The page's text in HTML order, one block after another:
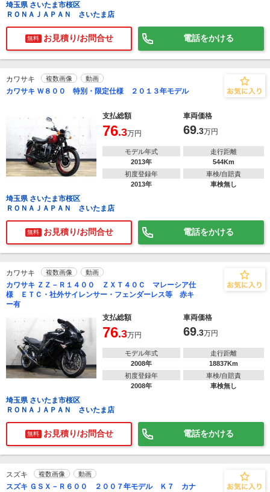
埼玉県 さいたま市桜区
ＲＯＮＡＪＡＰＡＮ さいたま店
無料 お見積り/お問合せ 電話をかける
カワサキ 複数画像 動画
カワサキ Ｗ８００ 特別・限定仕様 ２０１３年モデル
支払総額 車両価格
76.3万円 69.3万円
モデル年式
2013年
走行距離
544Km
初度登録年
2013年
車検/自賠責
車検無し
埼玉県 さいたま市桜区
ＲＯＮＡＪＡＰＡＮ さいたま店
無料 お見積り/お問合せ 電話をかける
カワサキ 複数画像 動画
カワサキ ＺＺ－Ｒ１４００ ＺＸＴ４０Ｃ マレーシア仕
様 ＥＴＣ・社外サイレンサー・フェンダーレス等 赤キ
ー有
支払総額
車両価格
76.3万円 69.3万円
モデル年式
2008年
走行距離
18837Km
初度登録年
2008年
車検/自賠責
車検無し
埼玉県 さいたま市桜区
ＲＯＮＡＪＡＰＡＮ さいたま店
無料 お見積り/お問合せ 電話をかける
スズキ 複数画像 動画
スズキ ＧＳＸ－Ｒ６００ ２００７年モデル Ｋ７ カナ